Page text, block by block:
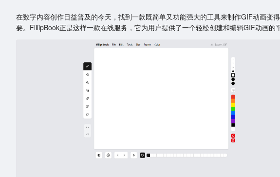
在数字内容创作日益普及的今天，找到一款既简单又功能强大的工具来制作GIF动画变
要。FliiipBook正是这样一款在线服务，它为用户提供了一个轻松创建和编辑GIF动画的